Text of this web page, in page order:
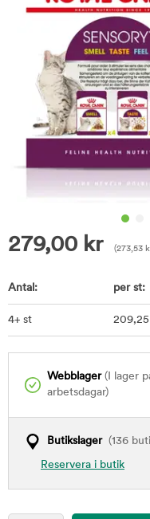
279,00 kr (273,53
Antal: per st:
4+ st 209,25
Webblager(I lager
arbetsdagar)
Butikslager(136
Reservera i butik